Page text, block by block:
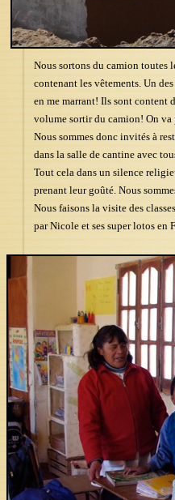
Nous sortons du camion toutes
contenant les vêtements. Un
en me marrant! Ils sont content
volume sortir du camion! On va
Nous sommes donc invités à
dans la salle de cantine avec
Tout cela dans un silence
prenant leur goûté. Nous
Nous faisons la visite des
par Nicole et ses super lotos en